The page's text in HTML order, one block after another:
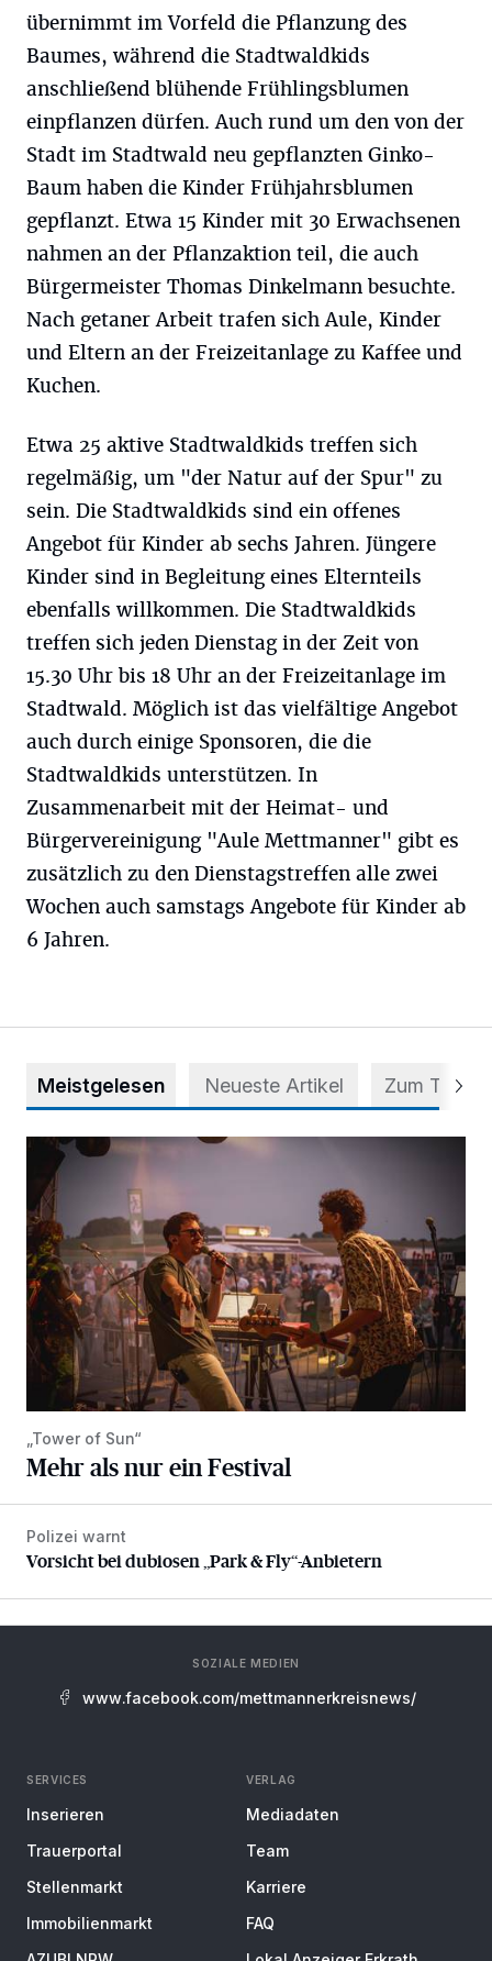
übernimmt im Vorfeld die Pflanzung des
Baumes, während die Stadtwaldkids
anschließend blühende Frühlingsblumen
einpflanzen dürfen. Auch rund um den von der
Stadt im Stadtwald neu gepflanzten Ginko-
Baum haben die Kinder Frühjahrsblumen
gepflanzt. Etwa 15 Kinder mit 30 Erwachsenen
nahmen an der Pflanzaktion teil, die auch
Bürgermeister Thomas Dinkelmann besuchte.
Nach getaner Arbeit trafen sich Aule, Kinder
und Eltern an der Freizeitanlage zu Kaffee und
Kuchen.
Etwa 25 aktive Stadtwaldkids treffen sich
regelmäßig, um "der Natur auf der Spur" zu
sein. Die Stadtwaldkids sind ein offenes
Angebot für Kinder ab sechs Jahren. Jüngere
Kinder sind in Begleitung eines Elternteils
ebenfalls willkommen. Die Stadtwaldkids
treffen sich jeden Dienstag in der Zeit von
15.30 Uhr bis 18 Uhr an der Freizeitanlage im
Stadtwald. Möglich ist das vielfältige Angebot
auch durch einige Sponsoren, die die
Stadtwaldkids unterstützen. In
Zusammenarbeit mit der Heimat- und
Bürgervereinigung "Aule Mettmanner" gibt es
zusätzlich zu den Dienstagstreffen alle zwei
Wochen auch samstags Angebote für Kinder ab
6 Jahren.
Meistgelesen Neueste Artikel Zum Thema
Mehr als nur ein Festival
„Tower of Sun“
Mehr als nur ein Festival
Vorsicht bei dubiosen „Park & Fly“-Anbietern
Polizei warnt
Vorsicht bei dubiosen „Park & Fly“-Anbietern
SOZIALE MEDIEN
www.facebook.com/mettmannerkreisnews/
SERVICES
Inserieren
Trauerportal
Stellenmarkt
Immobilienmarkt
VERLAG
Mediadaten
Team
Karriere
FAQ